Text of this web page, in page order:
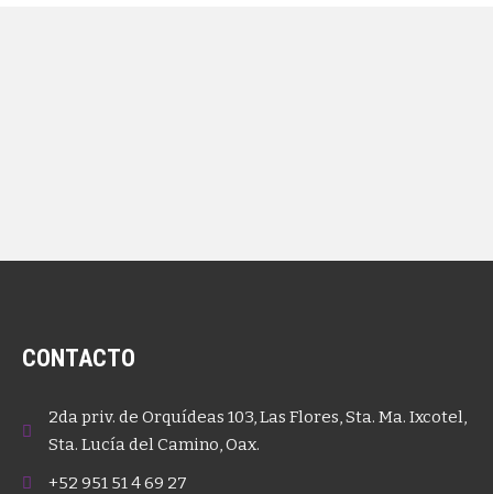
CONTACTO
2da priv. de Orquídeas 103, Las Flores, Sta. Ma. Ixcotel,
Sta. Lucía del Camino, Oax.
+52 951 51 4 69 27